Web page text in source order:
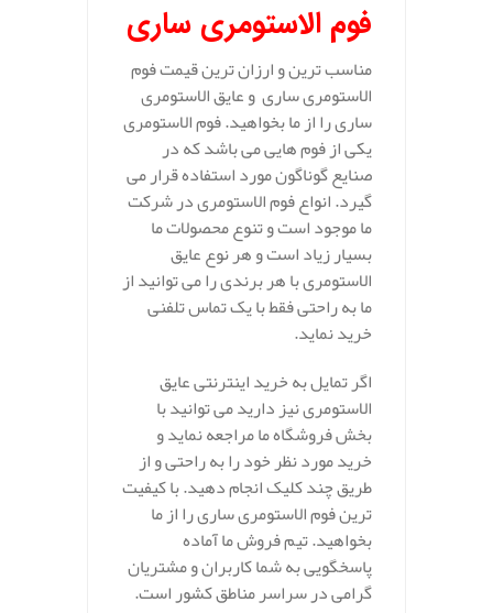
فوم الاستومری ساری
مناسب ترین و ارزان ترین قیمت فوم
الاستومری ساری و عایق الاستومری
ساری را از ما بخواهید. فوم الاستومری
یکی از فوم هایی می باشد که در
صنایع گوناگون مورد استفاده قرار می
گیرد. انواع فوم الاستومری در شرکت
ما موجود است و تنوع محصولات ما
بسیار زیاد است و هر نوع عایق
الاستومری با هر برندی را می توانید از
ما به راحتی فقط با یک تماس تلفنی
خرید نماید.
اگر تمایل به خرید اینترنتی عایق
الاستومری نیز دارید می توانید با
بخش فروشگاه ما مراجعه نماید و
خرید مورد نظر خود را به راحتی و از
طریق چند کلیک انجام دهید. با کیفیت
ترین فوم الاستومری ساری را از ما
بخواهید. تیم فروش ما آماده
پاسخگویی به شما کاربران و مشتریان
گرامی در سراسر مناطق کشور است.